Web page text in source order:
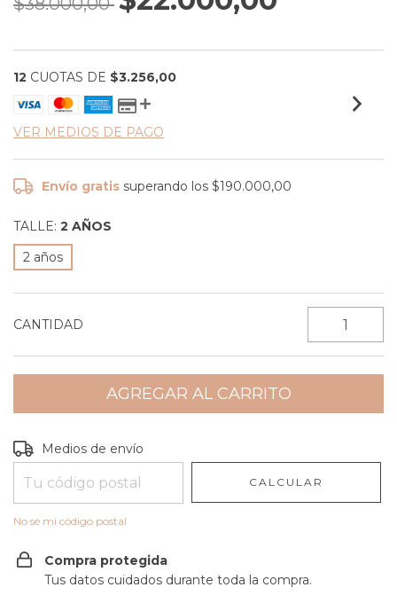
12 CUOTAS DE $3.256,00
VER MEDIOS DE PAGO
Envío gratis superando los$190.000,00
TALLE: 2 AÑOS
2 años
CANTIDAD
Entregas para el CP:
Medios de envío
CALCULAR
No sé mi código postal
Compra protegida
Tus datos cuidados durante toda la compra.